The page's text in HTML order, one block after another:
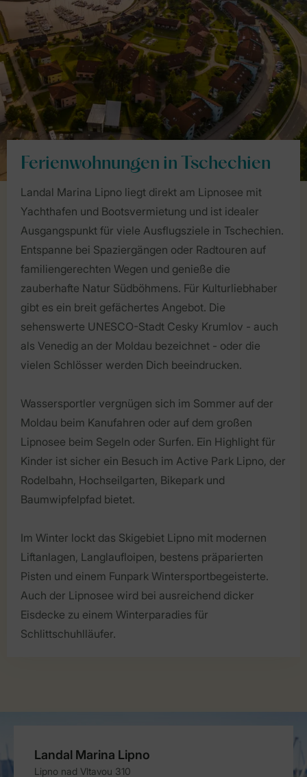
Ferienwohnungen in Tschechien
Landal Marina Lipno liegt direkt am Lipnosee mit
Yachthafen und Bootsvermietung und ist idealer
Ausgangspunkt für viele Ausflugsziele in Tschechien.
Entspanne bei Spaziergängen oder Radtouren auf
familiengerechten Wegen und genieße die
zauberhafte Natur Südböhmens. Für Kulturliebhaber
gibt es ein breit gefächertes Angebot. Die
sehenswerte UNESCO-Stadt Cesky Krumlov - auch
als Venedig an der Moldau bezeichnet - oder die
vielen Schlösser werden Dich beeindrucken.
Wassersportler vergnügen sich im Sommer auf der
Moldau beim Kanufahren oder auf dem großen
Lipnosee beim Segeln oder Surfen. Ein Highlight für
Kinder ist sicher ein Besuch im Active Park Lipno, der
Rodelbahn, Hochseilgarten, Bikepark und
Baumwipfelpfad bietet.
Im Winter lockt das Skigebiet Lipno mit modernen
Liftanlagen, Langlaufloipen, bestens präparierten
Pisten und einem Funpark Wintersportbegeisterte.
Auch der Lipnosee wird bei ausreichend dicker
Eisdecke zu einem Winterparadies für
Schlittschuhlläufer.